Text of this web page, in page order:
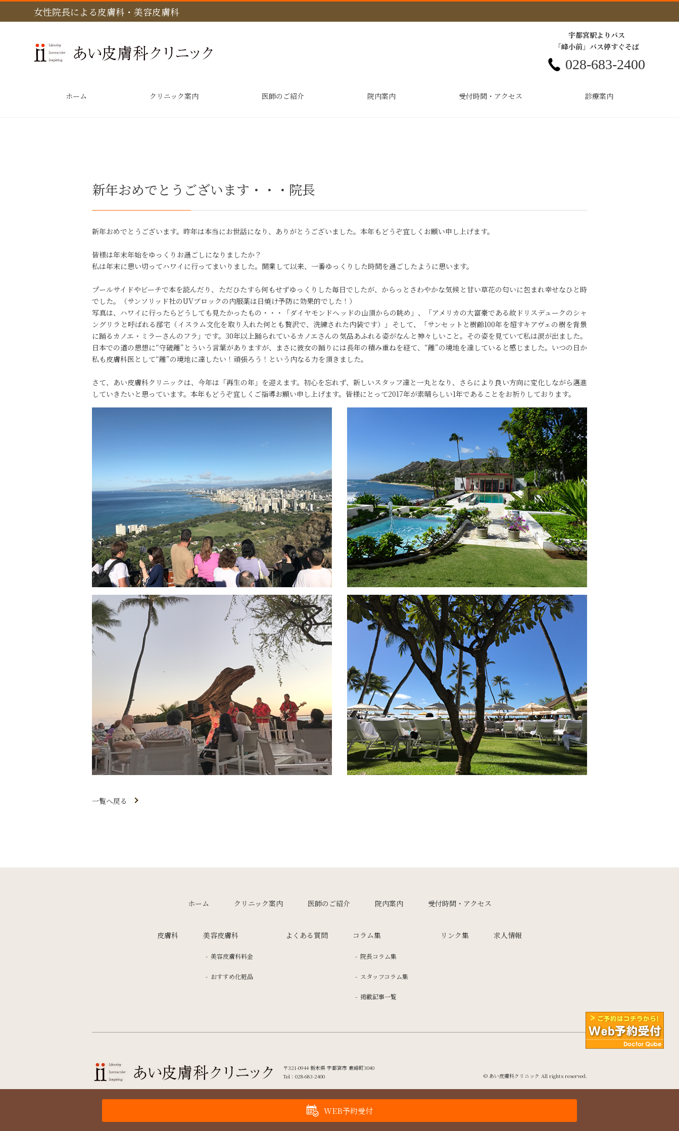
女性院長による皮膚科・美容皮膚科
宇都宮駅よりバス
「峰小前」バス停すぐそば
028-683-2400
ホーム クリニック案内 医師のご紹介 院内案内 受付時間・アクセス 診療案内
新年おめでとうございます・・・院長
新年おめでとうございます。昨年は本当にお世話になり、ありがとうございました。本年もどうぞ宜しくお願い申し上げます。
皆様は年末年始をゆっくりお過ごしになりましたか？
私は年末に思い切ってハワイに行ってまいりました。開業して以来、一番ゆっくりした時間を過ごしたように思います。
プールサイドやビーチで本を読んだり、ただひたすら何もせずゆっくりした毎日でしたが、からっとさわやかな気候と甘い草花の匂いに包まれ幸せなひと時
でした。（サンソリッド社のUVブロックの内服薬は日焼け予防に効果的でした！）
写真は、ハワイに行ったらどうしても見たかったもの・・・「ダイヤモンドヘッドの山頂からの眺め」、「アメリカの大富豪である故ドリスデュークのシャ
ングリラと呼ばれる邸宅（イスラム文化を取り入れた何とも贅沢で、洗練された内装です）」そして、「サンセットと樹齢100年を超すキアヴェの樹を背景
に踊るカノエ・ミラーさんのフラ」です。30年以上踊られているカノエさんの気品あふれる姿がなんと神々しいこと。その姿を見ていて私は涙が出ました。
日本での道の思想に“守破離”とういう言葉がありますが、まさに彼女の踊りには長年の積み重ねを経て、“離”の境地を達していると感じました。いつの日か
私も皮膚科医として“離”の境地に達したい！頑張ろう！という内なる力を頂きました。
さて、あい皮膚科クリニックは、今年は「再生の年」を迎えます。初心を忘れず、新しいスタッフ達と一丸となり、さらにより良い方向に変化しながら邁進
していきたいと思っています。本年もどうぞ宜しくご指導お願い申し上げます。皆様にとって2017年が素晴らしい1年であることをお祈りしております。
一覧へ戻る
WEB予約受付
ホーム クリニック案内 医師のご紹介 院内案内 受付時間・アクセス
皮膚科 美容皮膚科
美容皮膚科料金
おすすめ化粧品
よくある質問 コラム集
院長コラム集
スタッフコラム集
掲載記事一覧
リンク集 求人情報
〒321-0944 栃木県 宇都宮市 東峰町3040
Tel： 028-683-2400 © あい皮膚科クリニック All rights reserved.